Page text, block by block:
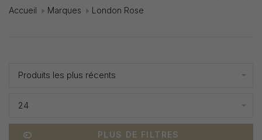
Accueil Marques London Rose
Produits les plus récents
24
PLUS DE FILTRES